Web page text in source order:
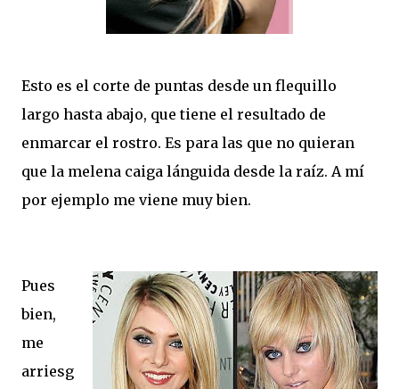
Esto es el corte de puntas desde un flequillo
largo hasta abajo, que tiene el resultado de
enmarcar el rostro. Es para las que no quieran
que la melena caiga lánguida desde la raíz. A mí
por ejemplo me viene muy bien.
Pues
bien,
me
arriesg